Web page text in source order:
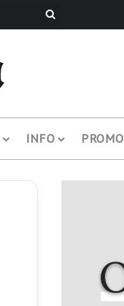
Pretraži
INFO PROMO